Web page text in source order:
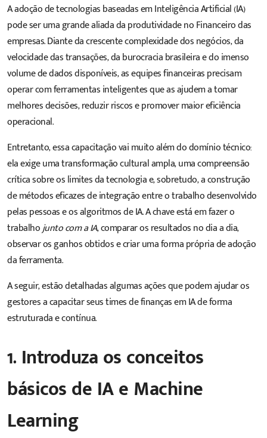
A adoção de tecnologias baseadas emInteligência Artificial(IA)
pode ser uma grande aliada da produtividade no Financeiro das
empresas. Diante da crescente complexidade dos negócios, da
velocidade das transações, da burocracia brasileira e do imenso
volume de dados disponíveis, as equipes financeiras precisam
operar com ferramentas inteligentes que as ajudem a tomar
melhores decisões, reduzir riscos e promover maior eficiência
operacional.
Entretanto, essa capacitação vai muito além do domínio técnico:
ela exige uma transformação cultural ampla, uma compreensão
crítica sobre os limites da tecnologia e, sobretudo, a construção
de métodos eficazes de integração entre o trabalho desenvolvido
pelas pessoas e os algoritmos de IA. A chave está em fazer o
trabalhojunto com a IA, comparar os resultados no dia a dia,
observar os ganhos obtidos e criar uma forma própria de adoção
da ferramenta.
A seguir, estão detalhadas algumas ações que podem ajudar os
gestores a capacitar seus times de finanças em IA de forma
estruturada e contínua.
1. Introduza os conceitos
básicos de IA e Machine
Learning